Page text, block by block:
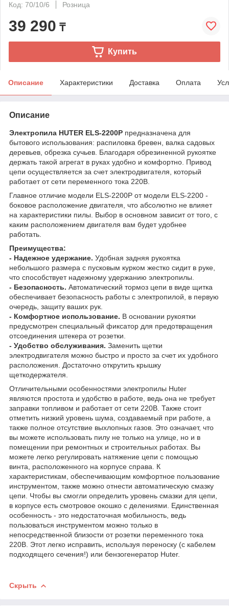
Код: 70/10/6
Розница
39 290 ₸
Купить
Описание Характеристики Доставка Оплата
Описание
Электропила HUTER ELS-2200P предназначена для
бытового использования: распиловка бревен, валка садовых
деревьев, обрезка сучьев. Благодаря обрезиненной рукоятке
держать такой агрегат в руках удобно и комфортно. Привод
цепи осуществляется за счет электродвигателя, который
работает от сети переменного тока 220В.
Главное отличие модели ELS-2200P от модели ELS-2200 -
боковое расположение двигателя, что абсолютно не влияет
на характеристики пилы. Выбор в основном зависит от того, с
каким расположением двигателя вам будет удобнее
работать.
Преимущества:
- Надежное удержание. Удобная задняя рукоятка
небольшого размера с пусковым курком жестко сидит в руке,
что способствует надежному удержанию электропилы.
- Безопасность. Автоматический тормоз цепи в виде щитка
обеспечивает безопасность работы с электропилой, в первую
очередь, защиту ваших рук.
- Комфортное использование. В основании рукоятки
предусмотрен специальный фиксатор для предотвращения
отсоединения штекера от розетки.
- Удобство обслуживания. Заменить щетки
электродвигателя можно быстро и просто за счет их удобного
расположения. Достаточно открутить крышку
щеткодержателя.
Отличительными особенностями электропилы Huter
являются простота и удобство в работе, ведь она не требует
заправки топливом и работает от сети 220В. Также стоит
отметить низкий уровень шума, создаваемый при работе, а
также полное отсутствие выхлопных газов. Это означает, что
вы можете использовать пилу не только на улице, но и в
помещении при ремонтных и строительных работах. Вы
можете легко регулировать натяжение цепи с помощью
винта, расположенного на корпусе справа. К
характеристикам, обеспечивающим комфортное пользование
инструментом, также можно отнести автоматическую смазку
цепи. Чтобы вы смогли определить уровень смазки для цепи,
в корпусе есть смотровое окошко с делениями. Единственная
особенность - это недостаточная мобильность, ведь
пользоваться инструментом можно только в
непосредственной близости от розетки переменного тока
220В. Этот легко исправить, используя переноску (с кабелем
подходящего сечения!) или бензогенератор Huter.
Скрыть